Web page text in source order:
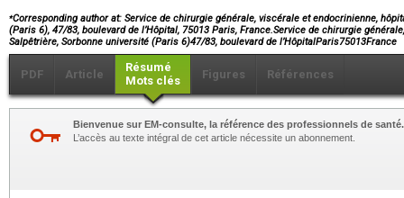
⁎Corresponding author at: Service de chirurgie générale, viscérale et endocrinienne,
(Paris 6), 47/83, boulevard de l’Hôpital, 75013 Paris, France.Service de chirurgie
Salpêtrière, Sorbonne université (Paris 6)47/83, boulevard de l’HôpitalParis75013France
PDF Article
Résumé
Mots clés
Figures Références
Bienvenue sur EM-consulte, la référence des professionnels de santé.
L’accès au texte intégral de cet article nécessite un abonnement.